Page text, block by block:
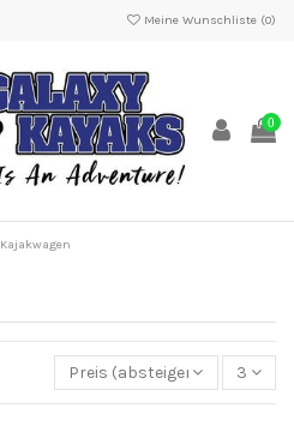
Meine Wunschliste (0)
0
Kajakwagen
Preis (absteigend) 3